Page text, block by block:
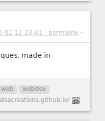
02-12 23:41 - permalink -
made in
web webdev